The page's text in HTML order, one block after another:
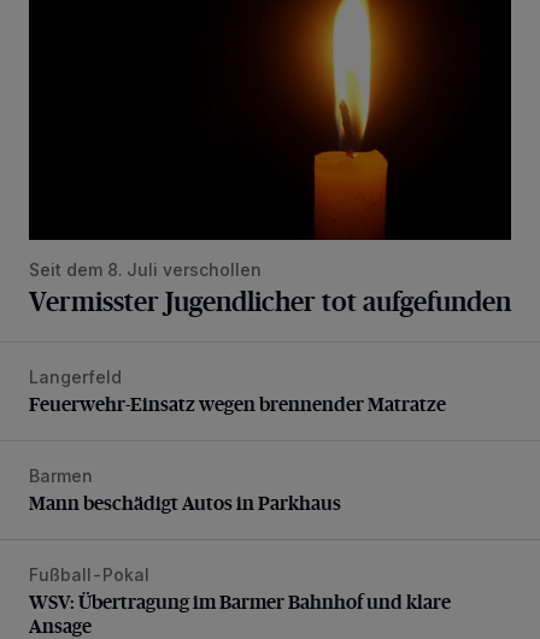
Seit dem 8. Juli verschollen
Vermisster Jugendlicher tot aufgefunden
Feuerwehr-Einsatz wegen brennender Matratze
Langerfeld
Feuerwehr-Einsatz wegen brennender Matratze
Mann beschädigt Autos in Parkhaus
Barmen
Mann beschädigt Autos in Parkhaus
WSV: Übertragung im Barmer Bahnhof und klare Ansage
Fußball-Pokal
WSV: Übertragung im Barmer Bahnhof und klare
Ansage